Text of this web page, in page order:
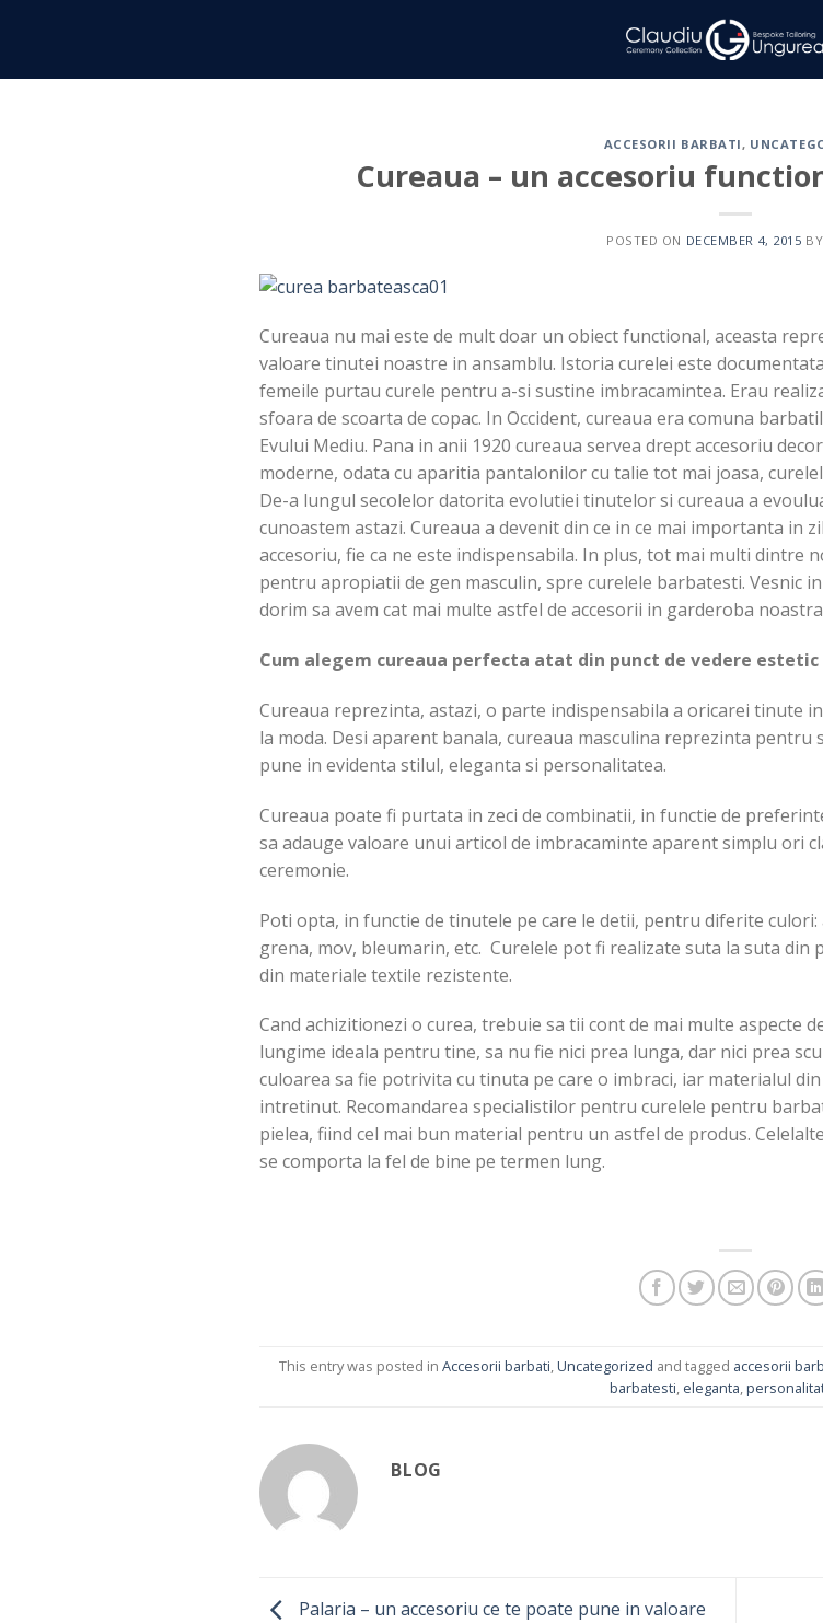
ACCESORII BARBATI,
Cureaua – un accesoriu
POSTED ON DECEMBER 4, 2015 BY
Cureaua nu mai este de mult doar un obiect functional, aceasta
valoare tinutei noastre in ansamblu. Istoria curelei este
femeile purtau curele pentru a-si sustine imbracamintea. Erau
sfoara de scoarta de copac. In Occident, cureaua era comuna
Evului Mediu. Pana in anii 1920 cureaua servea drept accesoriu
moderne, odata cu aparitia pantalonilor cu talie tot mai joasa,
De-a lungul secolelor datorita evolutiei tinutelor si cureaua a
cunoastem astazi. Cureaua a devenit din ce in ce mai importanta in
accesoriu, fie ca ne este indispensabila. In plus, tot mai multi dintre
pentru apropiatii de gen masculin, spre curelele barbatesti. Vesnic
dorim sa avem cat mai multe astfel de accesorii in garderoba
Cum alegem cureaua perfecta atat din punct de vedere
Cureaua reprezinta, astazi, o parte indispensabila a oricarei tinute
la moda. Desi aparent banala, cureaua masculina reprezinta
pune in evidenta stilul, eleganta si personalitatea.
Cureaua poate fi purtata in zeci de combinatii, in functie de
sa adauge valoare unui articol de imbracaminte aparent simplu ori
ceremonie.
Poti opta, in functie de tinutele pe care le detii, pentru diferite
grena, mov, bleumarin, etc. Curelele pot fi realizate suta la suta
din materiale textile rezistente.
Cand achizitionezi o curea, trebuie sa tii cont de mai multe aspecte
lungime ideala pentru tine, sa nu fie nici prea lunga, dar nici prea
culoarea sa fie potrivita cu tinuta pe care o imbraci, iar materialul
intretinut. Recomandarea specialistilor pentru curelele pentru
pielea, fiind cel mai bun material pentru un astfel de produs.
se comporta la fel de bine pe termen lung.
This entry was posted in Accesorii barbati Uncategorized and tagged accesorii
barbatesti eleganta
BLOG
Palaria – un accesoriu ce te poate pune in valoare